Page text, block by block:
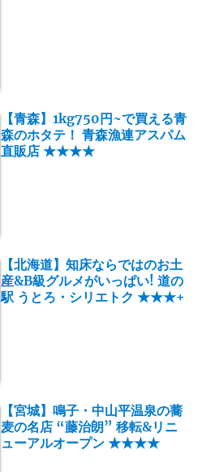
【青森】1kg750円~で買える青
森のホタテ！ 青森漁連アスパム
直販店 ★★★★
【北海道】知床ならではのお土
産&B級グルメがいっぱい! 道の
駅 うとろ・シリエトク ★★★+
【宮城】鳴子・中山平温泉の蕎
麦の名店 “藤治朗” 移転&リニ
ューアルオープン ★★★★